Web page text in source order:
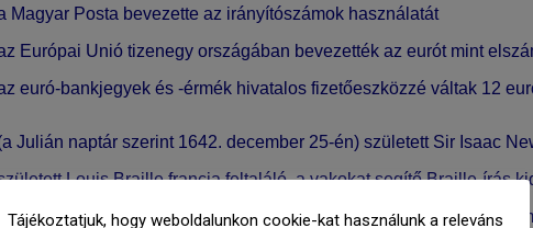
Magyar Posta bevezette az irányítószámok használatát
Európai Unió tizenegy országában bevezették az eurótmint
euró-bankjegyek és -érmék hivatalos fizetőeszközzé váltak 12
Julián naptár szerint 1642. december 25-én) született Sir Isaac
Louis Braillefrancia feltaláló, a vakokat segítőBraille-írás
Rudolf Clausiusnémet fizikus és matematikus, a
Tájékoztatjuk, hogy weboldalunkon cookie-kat használunk a releváns